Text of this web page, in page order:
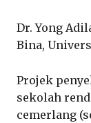
Dr. Yong
Bina,
Projek
sekolah
cemerlang